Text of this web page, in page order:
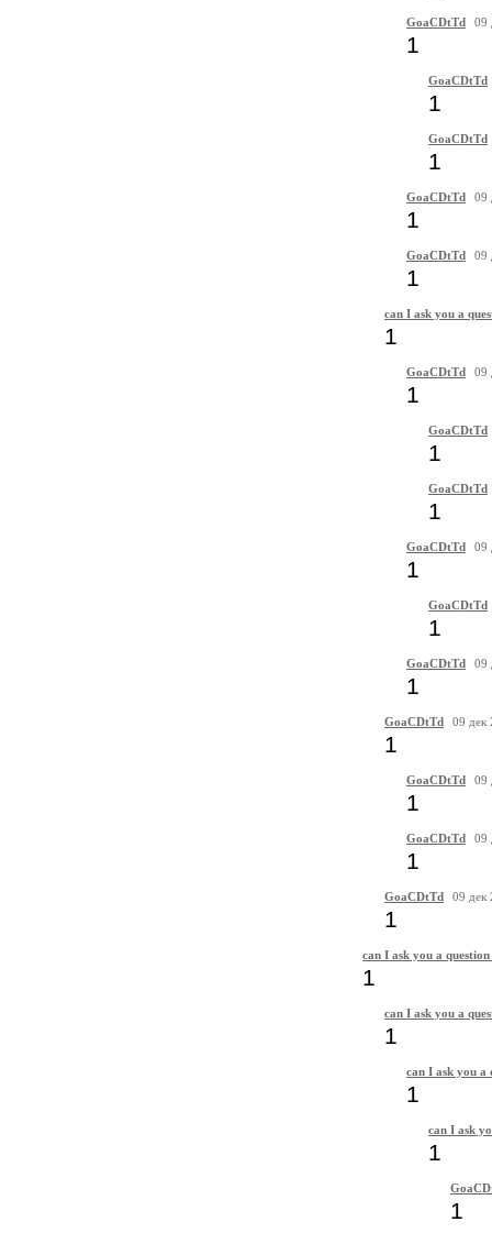
GoaCDtTd 09
1
GoaCDtTd
1
GoaCDtTd
1
GoaCDtTd 09
1
GoaCDtTd 09
1
can I ask you a
1
GoaCDtTd 09
1
GoaCDtTd
1
GoaCDtTd
1
GoaCDtTd 09
1
GoaCDtTd
1
GoaCDtTd 09
1
GoaCDtTd 09 дек
1
GoaCDtTd 09
1
GoaCDtTd 09
1
GoaCDtTd 09 дек
1
can I ask you a question
1
can I ask you a
1
can I ask you a
1
can I ask
1
1